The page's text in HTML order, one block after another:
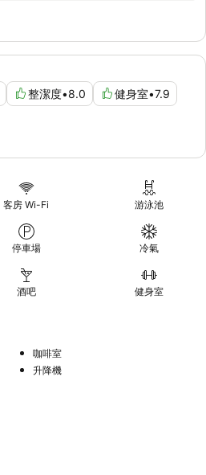
整潔度•8.0 健身室•7.9
客房 Wi-Fi 游泳池
停車場 冷氣
酒吧 健身室
咖啡室
升降機